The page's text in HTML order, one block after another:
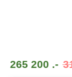
265 200 .-